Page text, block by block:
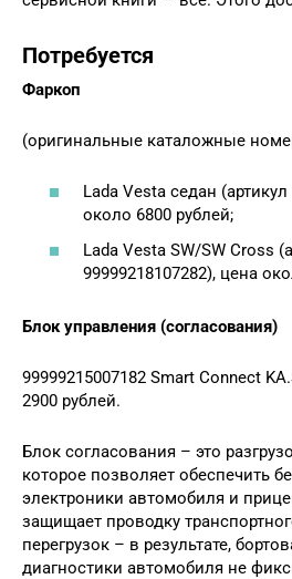
Потребуется
Фаркоп
(оригинальные каталожные
Lada Vesta седан
около 6800 рублей;
Lada Vesta SW/SW Cross
99999218107282), цена
Блок управления (согласования)
99999215007182 Smart Connect
2900 рублей.
Блок согласования – это
которое позволяет обеспечить
электроники автомобиля и
защищает проводку
перегрузок – в результате,
диагностики автомобиля не